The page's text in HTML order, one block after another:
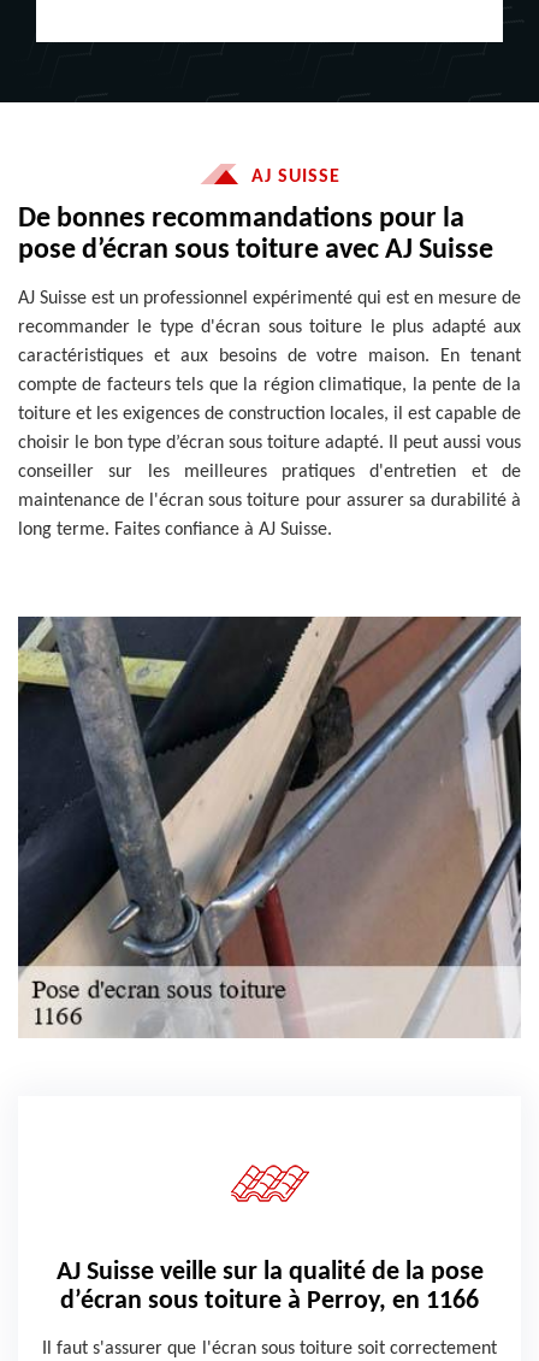
AJ SUISSE
De bonnes recommandations pour la
pose d’écran sous toiture avec AJ Suisse
AJ Suisse est un professionnel expérimenté qui est en mesure de
recommander le type d'écran sous toiture le plus adapté aux
caractéristiques et aux besoins de votre maison. En tenant
compte de facteurs tels que la région climatique, la pente de la
toiture et les exigences de construction locales, il est capable de
choisir le bon type d’écran sous toiture adapté. Il peut aussi vous
conseiller sur les meilleures pratiques d'entretien et de
maintenance de l'écran sous toiture pour assurer sa durabilité à
long terme. Faites confiance à AJ Suisse.
AJ Suisse veille sur la qualité de la pose
d’écran sous toiture à Perroy, en 1166
Il faut s'assurer que l'écran sous toiture soit correctement